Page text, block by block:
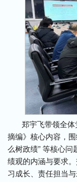
郑宇飞带领全
摘编》核心内容，
么树政绩” 等核心
绩观的内涵与要求
习成长、责任担当